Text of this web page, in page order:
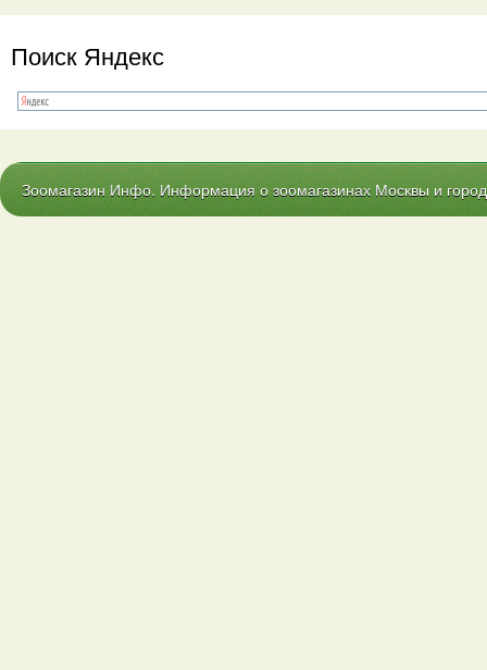
Поиск Яндекс
Зоомагазин Инфо. Информация о зоомагазинах Москвы и